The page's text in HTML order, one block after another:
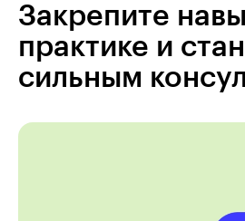
Закрепите
практике и
сильным